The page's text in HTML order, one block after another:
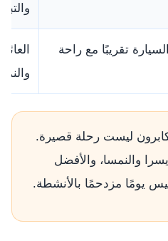
تقريبًا مع راحة
كابرون ليست رحلة قصيرة.
والنمسا، والأفضل
يومًا مزدحمًا بالأنشطة.